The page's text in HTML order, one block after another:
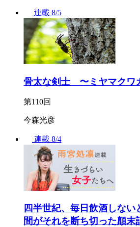
連載 8/5
骨太な剣士 〜ミヤマクワ
第110回
今森光彦
連載 8/4
四半世紀、毎日飲酒しない
間がそれを断ち切った顛末